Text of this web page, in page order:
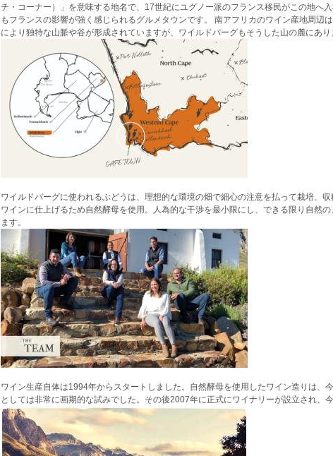
チ・コーナー）」を意味する地名で、17世紀にユグノー派のフランス移民がこの地へ
もフランスの影響が強く感じられるグルメタウンです。 南アフリカのワイン産地周辺
により独特な山脈や谷が形成されていますが、ワイルドバーグもそうした山の麓にあり
ワイルドバーグに使われるぶどうは、理想的な環境の畑で細心の注意を払って栽培、
ワインに仕上げるため自然酵母を使用。人為的な干渉を最小限にし、できる限り自然
ます。
ワイン生産自体は1994年からスタートしました。自然酵母を使用したワイン造りは、
としては非常に画期的な試みでした。その後2007年に正式にワイナリーが設立され、今